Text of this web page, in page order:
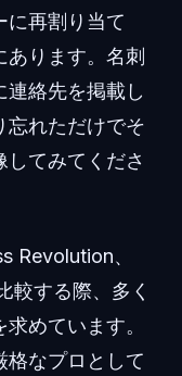
に再割り当て
あります。名刺
連絡先を掲載し
忘れただけでそ
てみてくださ
Revolution、
較する際、多く
めています。
格なプロとして